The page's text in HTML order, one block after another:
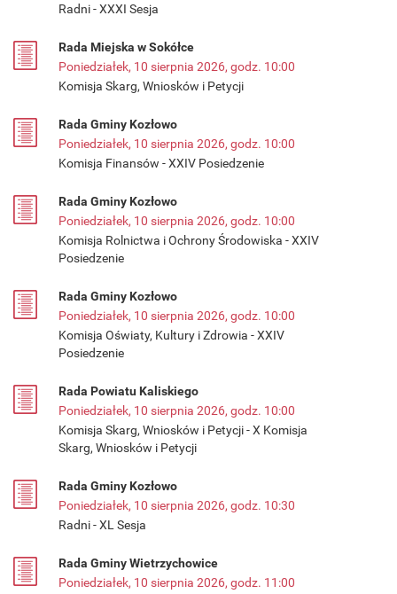
Radni - XXXI Sesja
Rada Miejska w Sokółce
Poniedziałek, 10 sierpnia 2026, godz. 10:00
Komisja Skarg, Wniosków i Petycji
Rada Gminy Kozłowo
Poniedziałek, 10 sierpnia 2026, godz. 10:00
Komisja Finansów - XXIV Posiedzenie
Rada Gminy Kozłowo
Poniedziałek, 10 sierpnia 2026, godz. 10:00
Komisja Rolnictwa i Ochrony Środowiska - XXIV
Posiedzenie
Rada Gminy Kozłowo
Poniedziałek, 10 sierpnia 2026, godz. 10:00
Komisja Oświaty, Kultury i Zdrowia - XXIV
Posiedzenie
Rada Powiatu Kaliskiego
Poniedziałek, 10 sierpnia 2026, godz. 10:00
Komisja Skarg, Wniosków i Petycji - X Komisja
Skarg, Wniosków i Petycji
Rada Gminy Kozłowo
Poniedziałek, 10 sierpnia 2026, godz. 10:30
Radni - XL Sesja
Rada Gminy Wietrzychowice
Poniedziałek, 10 sierpnia 2026, godz. 11:00